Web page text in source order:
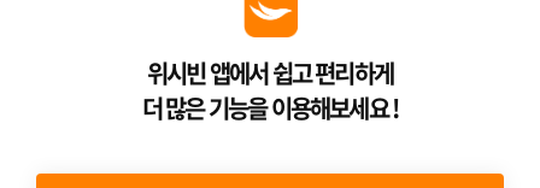
Venture Enterprise위시빈 앱에서 쉽고 편리하게
더 많은 기능을 이용해보세요 !